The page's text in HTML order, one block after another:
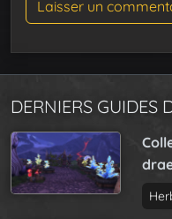
DERNIERS GUIDES